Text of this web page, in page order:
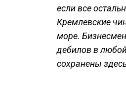
если все
Кремлевские
море.
дебилов в
сохранены